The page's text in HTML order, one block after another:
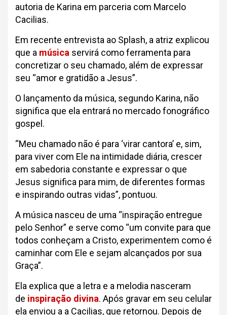
autoria de Karina em parceria com Marcelo
Cacilias.
Em recente entrevista ao Splash, a atriz explicou
que a música servirá como ferramenta para
concretizar o seu chamado, além de expressar
seu “amor e gratidão a Jesus”.
O lançamento da música, segundo Karina, não
significa que ela entrará no mercado fonográfico
gospel.
“Meu chamado não é para ‘virar cantora’ e, sim,
para viver com Ele na intimidade diária, crescer
em sabedoria constante e expressar o que
Jesus significa para mim, de diferentes formas
e inspirando outras vidas”, pontuou.
A música nasceu de uma “inspiração entregue
pelo Senhor” e serve como “um convite para que
todos conheçam a Cristo, experimentem como é
caminhar com Ele e sejam alcançados por sua
Graça”.
Ela explica que a letra e a melodia nasceram
de inspiração divina. Após gravar em seu celular
ela enviou a a Cacilias, que retornou. Depois de